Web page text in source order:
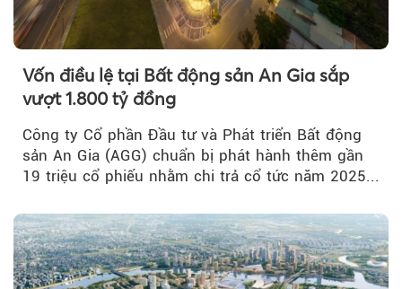
Vốn điều lệ tại Bất động sản An Gia sắp
vượt 1.800 tỷ đồng
Công ty Cổ phần Đầu tư và Phát triển Bất động
sản An Gia (AGG) chuẩn bị phát hành thêm gần
19 triệu cổ phiếu nhằm chi trả cổ tức năm 2025...